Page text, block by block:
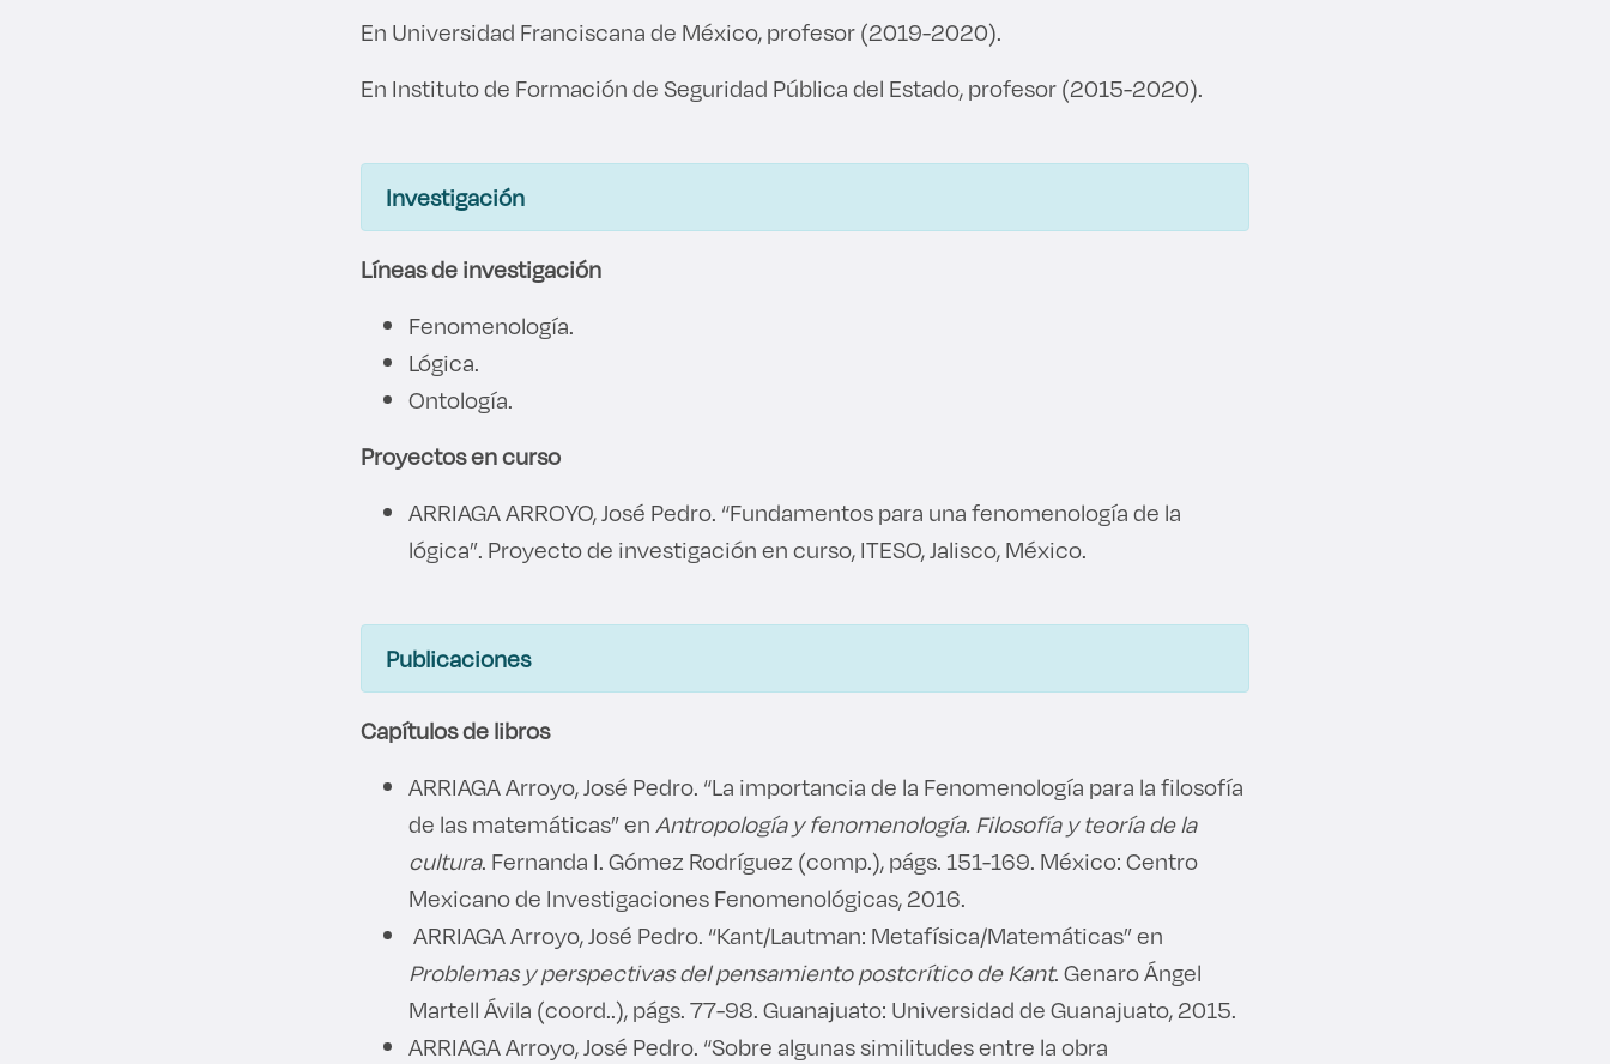
En Universidad Franciscana de México, profesor (2019-2020).
En Instituto de Formación de Seguridad Pública del Estado, profesor (2015-2020).
Investigación
Líneas de investigación
Fenomenología.
Lógica.
Ontología.
Proyectos en curso
ARRIAGA ARROYO, José Pedro. “Fundamentos para una fenomenología de la
lógica”. Proyecto de investigación en curso, ITESO, Jalisco, México.
Publicaciones
Capítulos de libros
ARRIAGA Arroyo, José Pedro. “La importancia de la Fenomenología para la filosofía
de las matemáticas” enAntropología y fenomenología. Filosofía y teoría de la
cultura. Fernanda I. Gómez Rodríguez (comp.), págs. 151-169. México: Centro
Mexicano de Investigaciones Fenomenológicas, 2016.
ARRIAGA Arroyo, José Pedro. “Kant/Lautman: Metafísica/Matemáticas” en
Problemas y perspectivas del pensamiento postcrítico de Kant. Genaro Ángel
Martell Ávila (coord..), págs. 77-98. Guanajuato: Universidad de Guanajuato, 2015.
ARRIAGA Arroyo, José Pedro. “Sobre algunas similitudes entre la obra